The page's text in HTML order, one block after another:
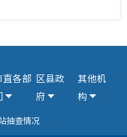
直各部 区县政
府
其他机
构
抽查情况